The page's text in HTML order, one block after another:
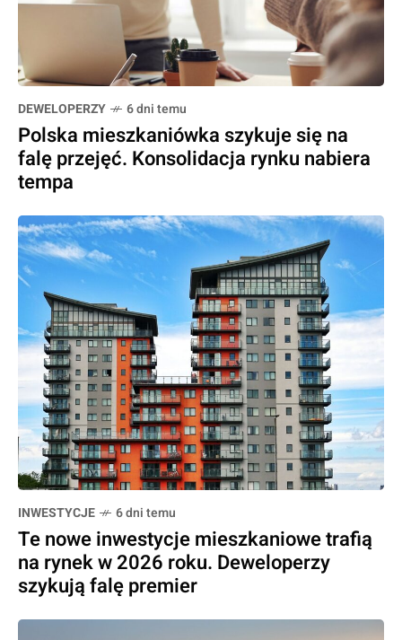
DEWELOPERZY 6 dni temu
Polska mieszkaniówka szykuje się na
falę przejęć. Konsolidacja rynku nabiera
tempa
INWESTYCJE 6 dni temu
Te nowe inwestycje mieszkaniowe trafią
na rynek w 2026 roku. Deweloperzy
szykują falę premier